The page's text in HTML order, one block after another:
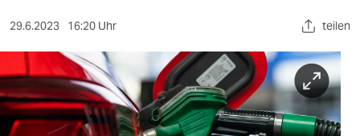
sport
berlin
29.6.2023 16:20 Uhr teilen